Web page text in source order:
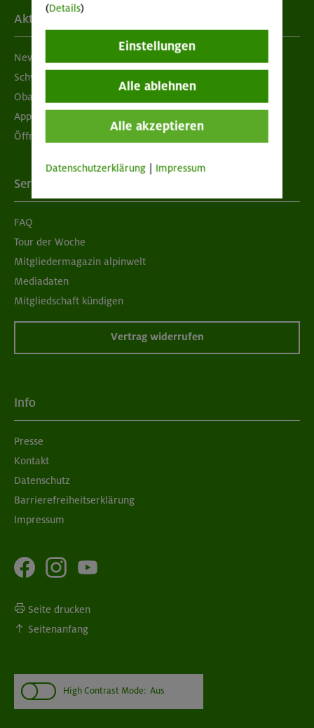
Aktuelles
Newsletter
Schwarzes Brett
Obacht geben!
App "Mein DAV+"
Öffnungszeiten
Services
FAQ
Tour der Woche
Mitgliedermagazin alpinwelt
Mediadaten
Mitgliedschaft kündigen
Vertrag widerrufen
Info
Presse
Kontakt
Datenschutz
Barrierefreiheitserklärung
Impressum
Seite drucken
Seitenanfang
High Contrast Mode: Aus
(Details)
Einstellungen
Alle ablehnen
Alle akzeptieren
Datenschutzerklärung Impressum